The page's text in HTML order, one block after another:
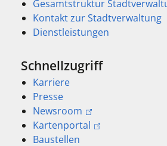
Gesamtstruktur
Kontakt zur Stadtverwaltung
Dienstleistungen
Schnellzugriff
Karriere
Presse
Newsroom
Kartenportal
Baustellen